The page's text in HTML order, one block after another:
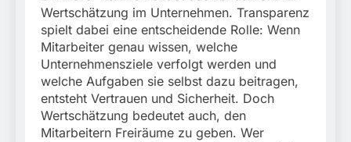
Wertschätzung im Unternehmen. Transparenz
spielt dabei eine entscheidende Rolle: Wenn
Mitarbeiter genau wissen, welche
Unternehmensziele verfolgt werden und
welche Aufgaben sie selbst dazu beitragen,
entsteht Vertrauen und Sicherheit. Doch
Wertschätzung bedeutet auch, den
Mitarbeitern Freiräume zu geben. Wer